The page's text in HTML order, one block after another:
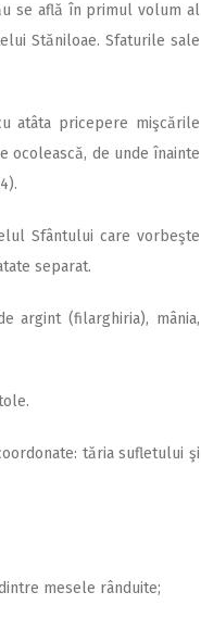
se află în primul volum al
Stăniloae. Sfaturile sale
atâta pricepere mişcările
ocolească, de unde înainte
Sfântului care vorbeşte
separat.
argint (filarghiria), mânia,
tăria sufletului şi
mesele rânduite;